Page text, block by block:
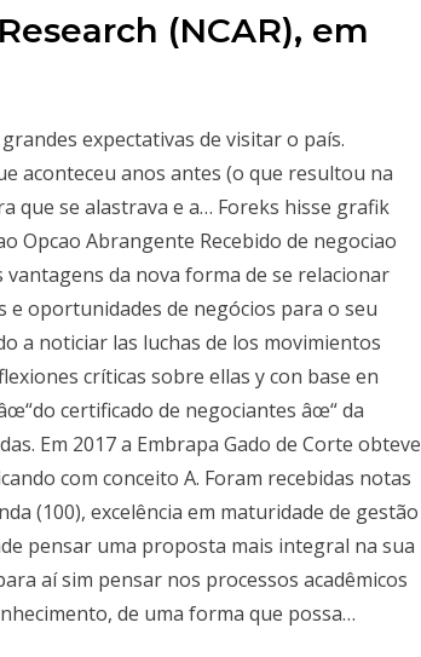
(NCAR), em
expectativas de visitar o país.
aconteceu anos antes (o que resultou na
que se alastrava e a… Foreks hisse grafik
Opcao Abrangente Recebido de negociao
da nova forma de se relacionar
e oportunidades de negócios para o seu
a noticiar las luchas de los movimientos
críticas sobre ellas y con base en
certificado de negociantes âœ“ da
Em 2017 a Embrapa Gado de Corte obteve
com conceito A. Foram recebidas notas
(100), excelência em maturidade de gestão
pensar uma proposta mais integral na sua
aí sim pensar nos processos acadêmicos
de uma forma que possa…